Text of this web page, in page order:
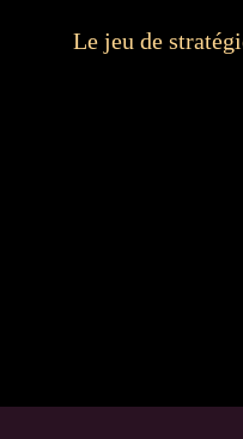
Le jeu de